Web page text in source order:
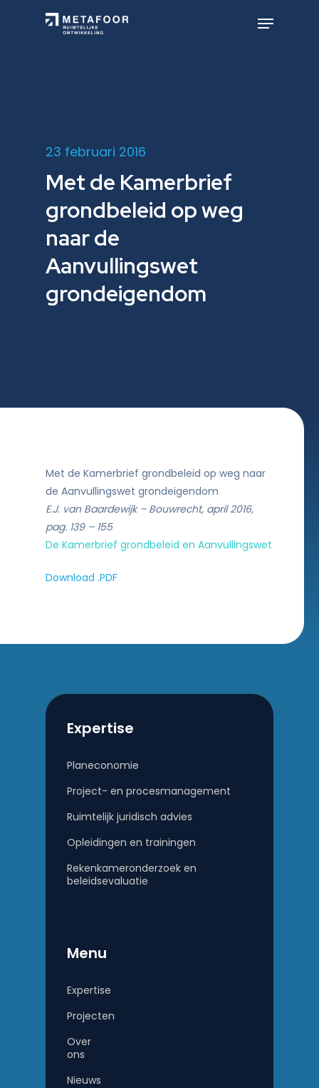
Menu
23 februari 2016
Met de Kamerbrief
grondbeleid op weg
naar de
Aanvullingswet
grondeigendom
Met de Kamerbrief grondbeleid op weg naar
de Aanvullingswet grondeigendom
E.J. van Baardewijk – Bouwrecht, april 2016,
pag. 139 – 155
De Kamerbrief grondbeleid en Aanvullingswet
Download .PDF
Expertise
Planeconomie
Project- en procesmanagement
Ruimtelijk juridisch advies
Opleidingen en trainingen
Rekenkameronderzoek en
beleidsevaluatie
Menu
Expertise
Projecten
Over
ons
Nieuws